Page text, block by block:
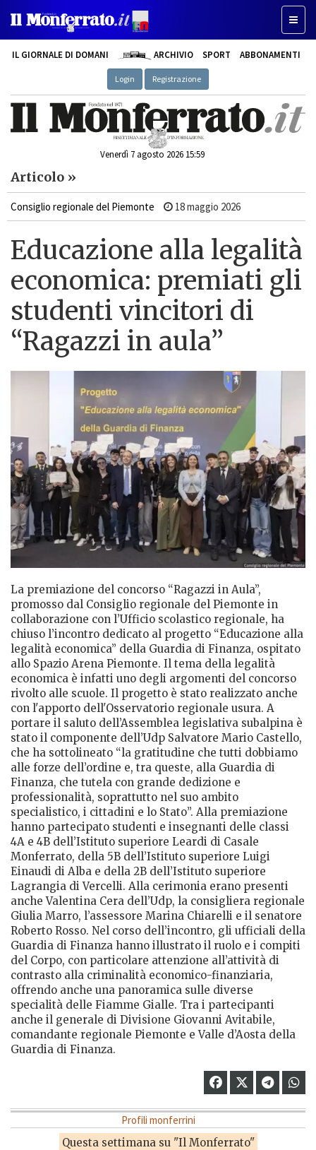
IL GIORNALE DI DOMANI ARCHIVIO SPORT ABBONAMENTI
Login Registrazione
Venerdì 7 agosto 2026 15:59
Articolo »
Consiglio regionale del Piemonte 18 maggio 2026
Educazione alla legalità
economica: premiati gli
studenti vincitori di
“Ragazzi in aula”
La premiazione del concorso “Ragazzi in Aula”,
promosso dal Consiglio regionale del Piemonte in
collaborazione con l’Ufficio scolastico regionale, ha
chiuso l’incontro dedicato al progetto “Educazione alla
legalità economica” della Guardia di Finanza, ospitato
allo Spazio Arena Piemonte. Il tema della legalità
economica è infatti uno degli argomenti del concorso
rivolto alle scuole. Il progetto è stato realizzato anche
con l'apporto dell'Osservatorio regionale usura. A
portare il saluto dell’Assemblea legislativa subalpina è
stato il componente dell’Udp Salvatore Mario Castello,
che ha sottolineato “la gratitudine che tutti dobbiamo
alle forze dell’ordine e, tra queste, alla Guardia di
Finanza, che tutela con grande dedizione e
professionalità, soprattutto nel suo ambito
specialistico, i cittadini e lo Stato”. Alla premiazione
hanno partecipato studenti e insegnanti delle classi
4A e 4B dell’Istituto superiore Leardi di Casale
Monferrato, della 5B dell’Istituto superiore Luigi
Einaudi di Alba e della 2B dell’Istituto superiore
Lagrangia di Vercelli. Alla cerimonia erano presenti
anche Valentina Cera dell’Udp, la consigliera regionale
Giulia Marro, l’assessore Marina Chiarelli e il senatore
Roberto Rosso. Nel corso dell’incontro, gli ufficiali della
Guardia di Finanza hanno illustrato il ruolo e i compiti
del Corpo, con particolare attenzione all’attività di
contrasto alla criminalità economico-finanziaria,
offrendo anche una panoramica sulle diverse
specialità delle Fiamme Gialle. Tra i partecipanti
anche il generale di Divisione Giovanni Avitabile,
comandante regionale Piemonte e Valle d’Aosta della
Guardia di Finanza.
Profili monferrini
Questa settimana su "Il Monferrato"